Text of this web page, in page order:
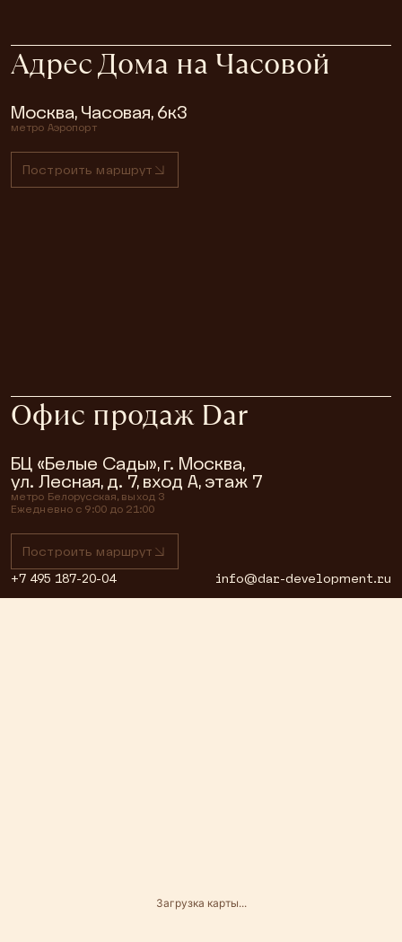
Адрес Дома на Часовой
Москва, Часовая, 6к3
метро Аэропорт
Построить маршрут
Офис продаж Dar
БЦ «Белые Сады», г. Москва,
ул. Лесная, д. 7, вход А, этаж 7
метро Белорусская, выход 3
Ежедневно с 9:00 до 21:00
Построить маршрут
+7 495 187-20-04
info@dar-development.ru
Загрузка карты...